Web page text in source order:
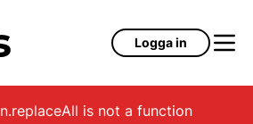
Logga in
n.replaceAll is not a function